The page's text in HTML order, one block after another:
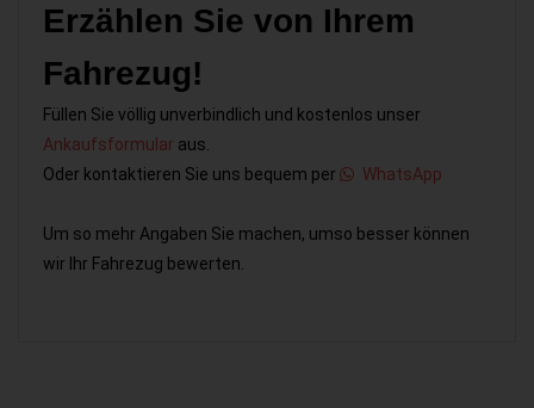
Erzählen Sie von Ihrem
Fahrezug!
Füllen Sie völlig unverbindlich und kostenlos unser
Ankaufsformular aus.
Oder kontaktieren Sie uns bequem per
WhatsApp
Um so mehr Angaben Sie machen, umso besser können
wir Ihr Fahrezug bewerten.